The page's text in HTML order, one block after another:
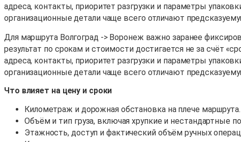
адреса, контакты, приоритет разгрузки и параметры
организационные детали чаще всего отличают
Для маршрута Волгоград -> Воронеж важно заранее
результат по срокам и стоимости достигается не за счёт
адреса, контакты, приоритет разгрузки и параметры
организационные детали чаще всего отличают
Что влияет на цену и сроки
Километраж и дорожная обстановка на плече маршрута.
Объём и тип груза, включая хрупкие и нестандартные
Этажность, доступ и фактический объём ручных